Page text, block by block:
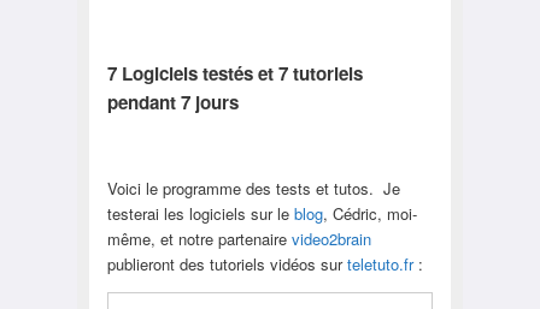
7 Logiciels testés et 7 tutoriels
pendant 7 jours
Voici le programme des tests et tutos. Je
testerai les logiciels sur le blog, Cédric, moi-
même, et notre partenaire video2brain
publieront des tutoriels vidéos surteletuto.fr: